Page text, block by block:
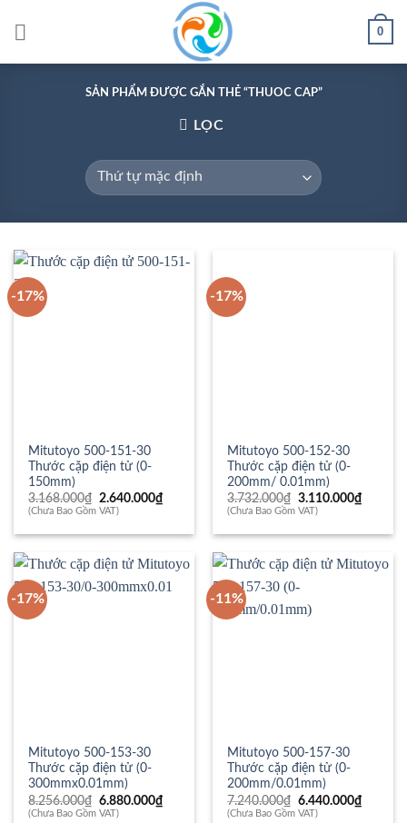
0
SẢN PHẨM ĐƯỢC GẮN THẺ “THUOC CAP”
LỌC
-17%
Mitutoyo 500-151-30
Thước cặp điện tử (0-
150mm)
3.168.000₫ Giá
gốc
3.168.000₫.
2.640.000₫
là:
(Chưa Bao Gồm VAT)
-17%
Mitutoyo 500-152-30
Thước cặp điện tử (0-
200mm/ 0.01mm)
3.732.000₫ Giá
gốc
3.732.000₫.
3.110.000₫
là:
(Chưa Bao Gồm VAT)
-17%
Mitutoyo 500-153-30
Thước cặp điện tử (0-
300mmx0.01mm)
8.256.000₫ Giá
gốc
6.880.000₫
(Chưa Bao Gồm VAT)
-11%
Mitutoyo 500-157-30
Thước cặp điện tử (0-
200mm/0.01mm)
7.240.000₫ Giá
gốc
6.440.000₫
(Chưa Bao Gồm VAT)